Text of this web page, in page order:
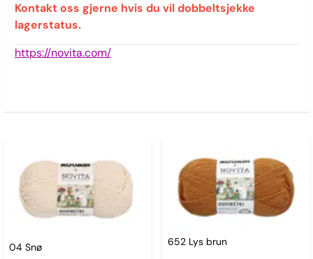
Kontakt oss gjerne hvis du vil dobbeltsjekke
lagerstatus.
https://novita.com/
04 Snø 652 Lys brun